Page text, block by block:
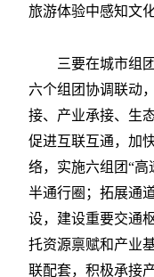
旅游体验中感知文
三要在城市组
六个组团协调联动
接、产业承接、生
促进互联互通，加
络，实施六组团“高
半通行圈；拓展通
设，建设重要交通
托资源禀赋和产业
联配套，积极承接